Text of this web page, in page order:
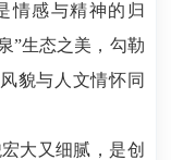
感与精神的归
”生态之美，勾勒
貌与人文情怀同
大又细腻，是创